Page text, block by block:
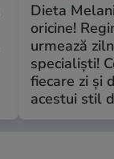
Dieta
oricine!
urmează
specialiști!
fiecare zi și
acestui stil